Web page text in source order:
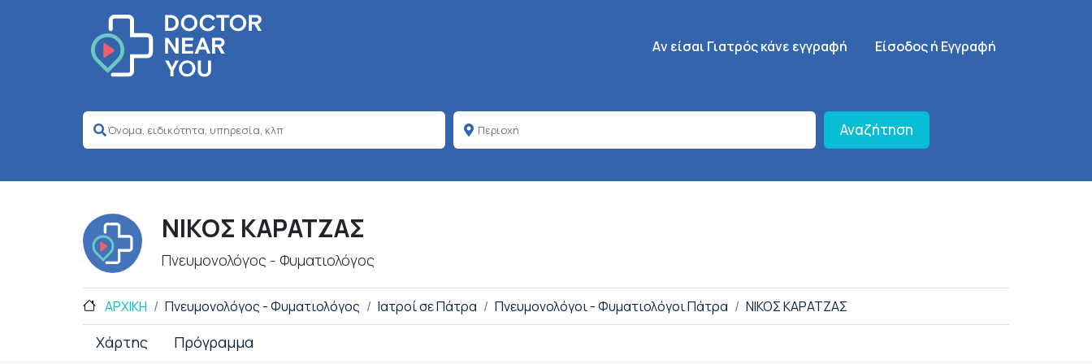
Κεντρική πλοήγηση
Aν είσαι Γιατρός κάνε εγγραφή SignUp Menu
Είσοδος ή Εγγραφή
Αναζήτηση
ΝΙΚΟΣ ΚΑΡΑΤΖΑΣ
Πνευμονολόγος - Φυματιολόγος
ΑΡΧΙΚΗ Πνευμονολόγος - Φυματιολόγος Ιατροί σε Πάτρα Πνευμονολόγοι - Φυματιολόγοι Πάτρα ΝΙΚΟΣ ΚΑΡΑΤΖΑΣ
Χάρτης Πρόγραμμα